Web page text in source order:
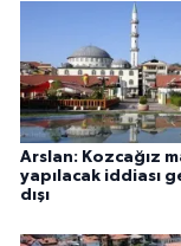
Arslan: Kozcağız
yapılacak iddiası
dışı